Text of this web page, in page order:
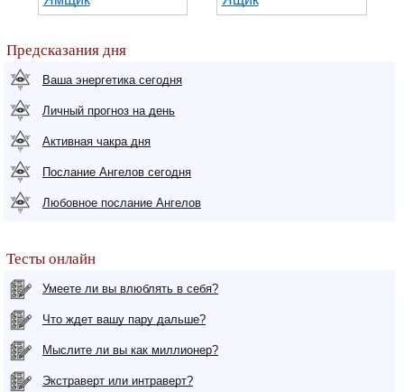
Предсказания дня
Ваша энергетика сегодня
Личный прогноз на день
Активная чакра дня
Послание Ангелов сегодня
Любовное послание Ангелов
Тесты онлайн
Умеете ли вы влюблять в себя?
Что ждет вашу пару дальше?
Мыслите ли вы как миллионер?
Экстраверт или интраверт?